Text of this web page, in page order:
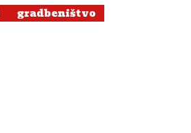
gradbeništvo